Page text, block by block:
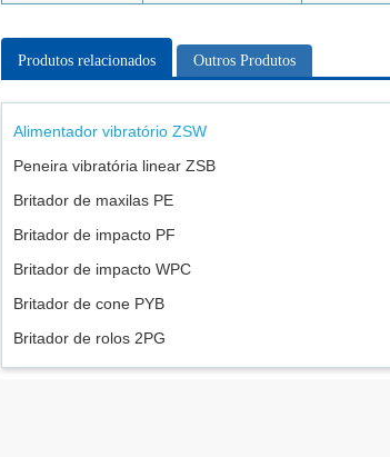
Produtos relacionados Outros Produtos
Alimentador vibratório ZSW
Peneira vibratória linear ZSB
Britador de maxilas PE
Britador de impacto PF
Britador de impacto WPC
Britador de cone PYB
Britador de rolos 2PG